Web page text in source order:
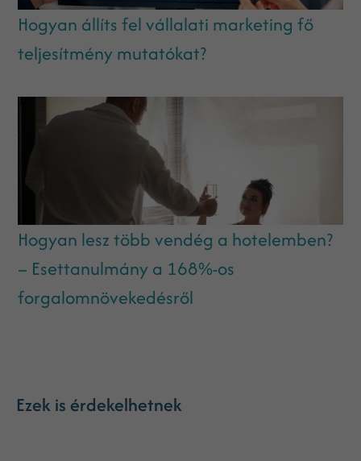
Hogyan állíts fel vállalati marketing fő
teljesítmény mutatókat?
Hogyan lesz több vendég a hotelemben?
– Esettanulmány a 168%-os
forgalomnövekedésről
Ezek is érdekelhetnek